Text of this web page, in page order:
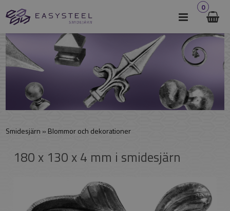
0
Smidesjärn » Blommor och dekorationer
180 x 130 x 4 mm i smidesjärn